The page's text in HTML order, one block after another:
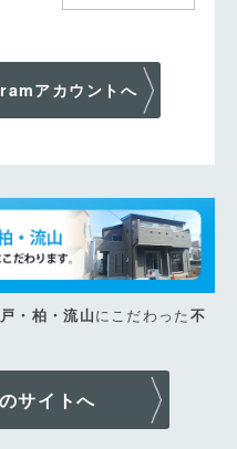
アカウントへ
・柏・流山にこだわった不
サイトへ